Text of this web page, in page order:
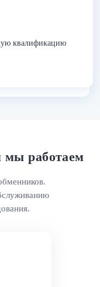
квалификацию
мы работаем